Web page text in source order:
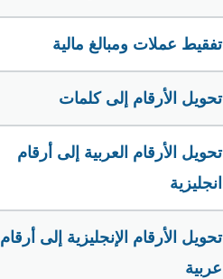
تفقيط عملات ومبالغ مالية
تحويل الأرقام إلى كلمات
تحويل الأرقام العربية إلى أرقام
انجليزية
تحويل الأرقام الإنجليزية إلى أرقام
عربية